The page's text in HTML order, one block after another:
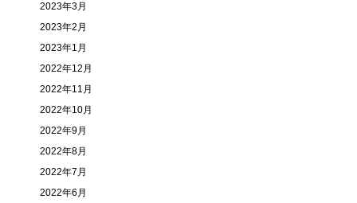
2023年3月
2023年2月
2023年1月
2022年12月
2022年11月
2022年10月
2022年9月
2022年8月
2022年7月
2022年6月